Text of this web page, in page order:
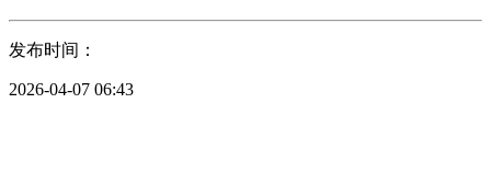
发布时间：
2026-04-07 06:43